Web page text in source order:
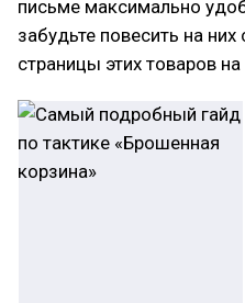
письме максимально
забудьте повесить на
страницы этих товаров на